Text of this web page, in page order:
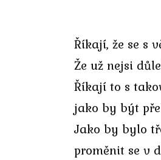
Říkají, že se s
Že už nejsi
Říkají to s
jako by být
Jako by bylo
proměnit se v